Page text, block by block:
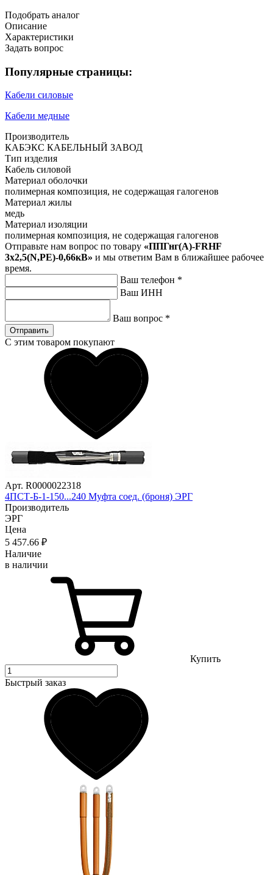
Подобрать аналог
Описание
Характеристики
Задать вопрос
Популярные страницы:
Кабели силовые
Кабели медные
Производитель
КАБЭКС КАБЕЛЬНЫЙ ЗАВОД
Тип изделия
Кабель силовой
Материал оболочки
полимерная композиция, не содержащая галогенов
Материал жилы
медь
Материал изоляции
полимерная композиция, не содержащая галогенов
Отправьте нам вопрос по товару «ППГнг(А)-FRHF
3х2,5(N,PE)-0,66кВ» и мы ответим Вам в ближайшее рабочее
время.
Ваш телефон *
Ваш ИНН
Ваш вопрос *
Отправить
С этим товаром покупают
Арт. R0000022318
4ПСТ-Б-1-150...240 Муфта соед. (броня) ЭРГ
Производитель
ЭРГ
Цена
5 457.66 ₽
Наличие
в наличии
Купить
Быстрый заказ